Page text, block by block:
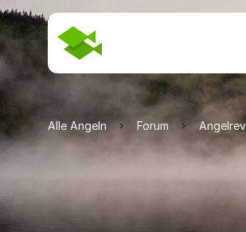
Alle Angeln Forum